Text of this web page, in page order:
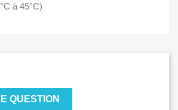
à 45°C)
QUESTION